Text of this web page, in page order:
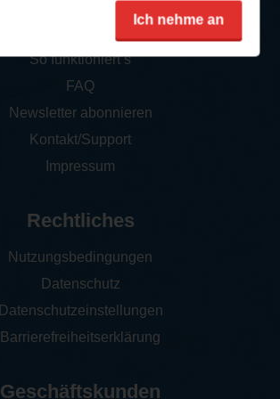
Ich nehme an
So funktioniert‘s
FAQ
Newsletter abonnieren
Kontakt/Support
Impressum
Rechtliches
Nutzungsbedingungen
Datenschutz
Datenschutzeinstellungen
Barrierefreiheitserklärung
Geschäftskunden